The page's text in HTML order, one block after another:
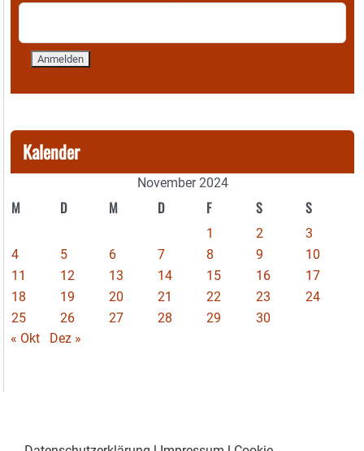
Kalender
November 2024
M D M D F S S
1 2
3
4
5 6 7 8 9
10
11
12 13 14 15 16
17
18
19 20 21 22 23
24
25
26 27 28 29
30
« Okt
Dez »